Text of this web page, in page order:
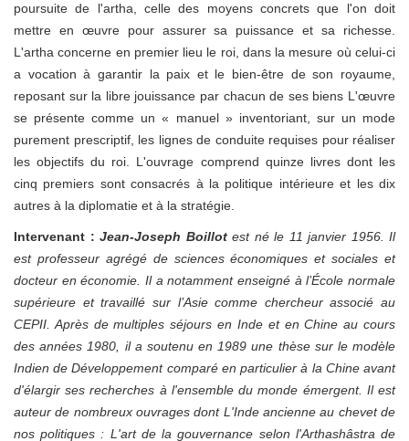
poursuite de l'artha, celle des moyens concrets que l'on doit
mettre en œuvre pour assurer sa puissance et sa richesse.
L'artha concerne en premier lieu le roi, dans la mesure où celui-ci
a vocation à garantir la paix et le bien-être de son royaume,
reposant sur la libre jouissance par chacun de ses biens L'œuvre
se présente comme un « manuel » inventoriant, sur un mode
purement prescriptif, les lignes de conduite requises pour réaliser
les objectifs du roi. L'ouvrage comprend quinze livres dont les
cinq premiers sont consacrés à la politique intérieure et les dix
autres à la diplomatie et à la stratégie.
Intervenant : Jean-Joseph Boillotest né le 11 janvier 1956. Il
est professeur agrégé de sciences économiques et sociales et
docteur en économie. Il a notamment enseigné à l’École normale
supérieure et travaillé sur l’Asie comme chercheur associé au
CEPII. Après de multiples séjours en Inde et en Chine au cours
des années 1980, il a soutenu en 1989 une thèse sur le modèle
Indien de Développement comparé en particulier à la Chine avant
d'élargir ses recherches à l'ensemble du monde émergent. Il est
auteur de nombreux ouvrages dont L'Inde ancienne au chevet de
nos politiques : L'art de la gouvernance selon l'Arthashâstra de